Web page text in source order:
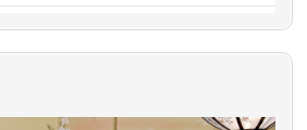
東京都の方からお申込み
愛知県の方からお申込み